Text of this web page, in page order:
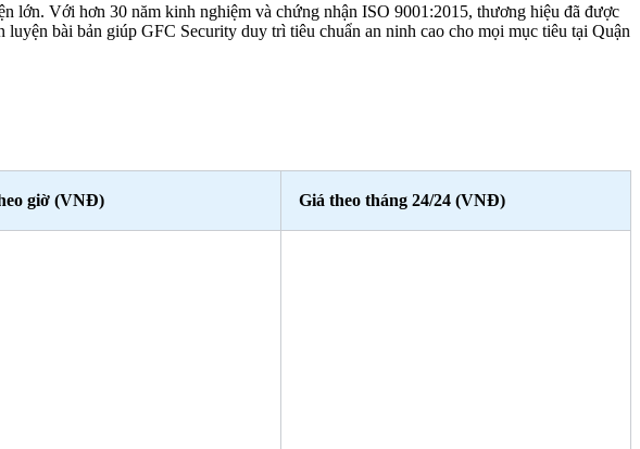
lớn. Với hơn 30 năm kinh nghiệm và chứng nhận ISO 9001:2015, thương hiệu đã được
bài bản giúp GFC Security duy trì tiêu chuẩn an ninh cao cho mọi mục tiêu tại Quận
giờ (VNĐ) Giá theo tháng 24/24 (VNĐ)